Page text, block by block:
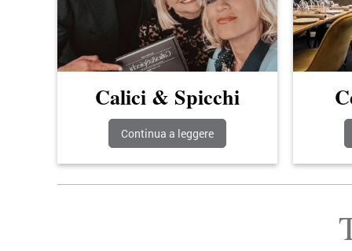
Calici & Spicchi
Continua a leggere